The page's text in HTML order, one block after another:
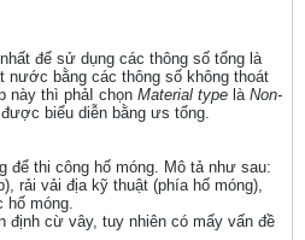
để sử dụng các thông số tổng là
nước bằng các thông số không thoát
này thì phảI chọn Material type là Non-
biểu diễn bằng ưs tổng.
để thi công hố móng. Mô tả như sau:
rải vải địa kỹ thuật (phía hố móng),
hố móng.
định cừ vây, tuy nhiên có mấy vấn đề